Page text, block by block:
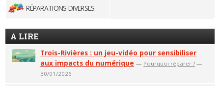
RÉPARATIONS DIVERSES
A LIRE
Trois-Rivières : un jeu-vidéo pour sensibiliser
aux impacts du numérique — Pourquoi réparer ? —
30/01/2026